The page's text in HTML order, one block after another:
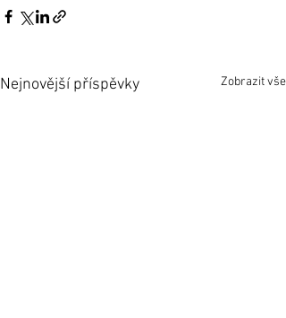
Nejnovější příspěvky Zobrazit vše